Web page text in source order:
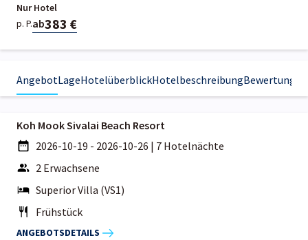
Nur Hotel
p. P.ab383 €
AngebotLageHotelüberblickHotelbeschreibungBewertungen
Koh Mook Sivalai Beach Resort
2026-10-19 - 2026-10-26 | 7 Hotelnächte
2 Erwachsene
Superior Villa (VS1)
Frühstück
ANGEBOTSDETAILS